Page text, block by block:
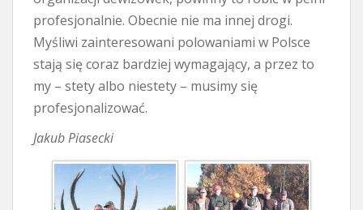
profesjonalnie. Obecnie nie ma innej drogi.
Myśliwi zainteresowani polowaniami w Polsce
stają się coraz bardziej wymagający, a przez to
my – stety albo niestety – musimy się
profesjonalizować.
Jakub Piasecki